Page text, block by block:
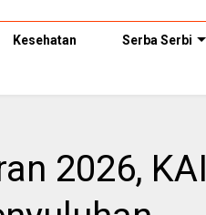
Kesehatan Serba Serbi
2026, KAI